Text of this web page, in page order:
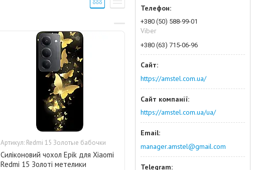
Redmi 15 Золотые бабочки
Силіконовий чохол Epik для Xiaomi
Redmi 15 Золоті метелики
+380 (50) 588-99-01
Viber
+380 (63) 715-06-96
https://amstel.com.ua/
https://amstel.com.ua/ua/
manager.amstel@gmail.com